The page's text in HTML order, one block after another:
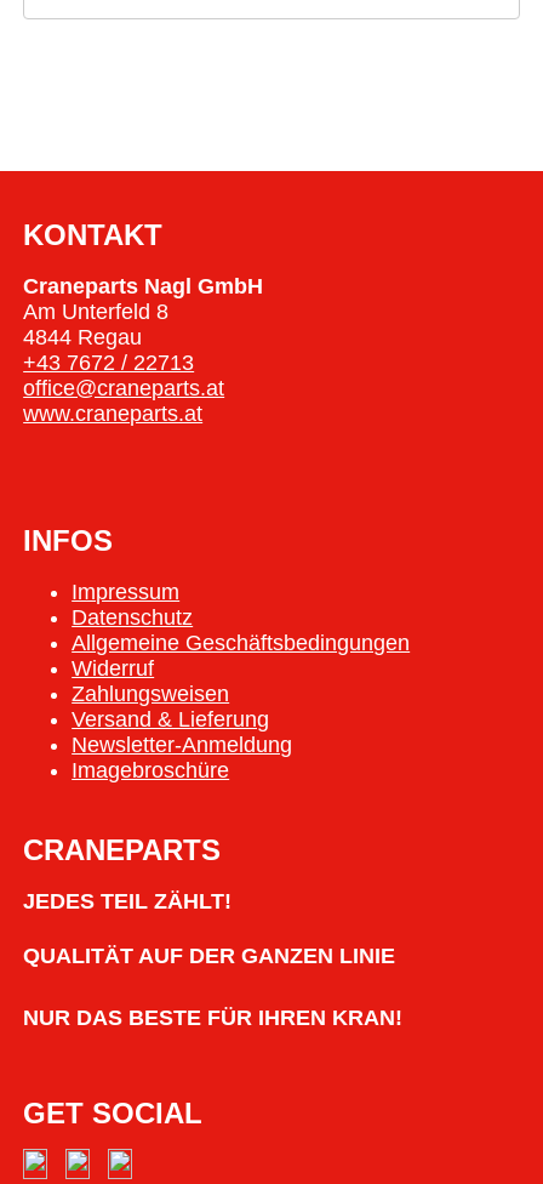
KONTAKT
Craneparts Nagl GmbH
Am Unterfeld 8
4844 Regau
+43 7672 / 22713
office@craneparts.at
www.craneparts.at
INFOS
Impressum
Datenschutz
Allgemeine Geschäftsbedingungen
Widerruf
Zahlungsweisen
Versand & Lieferung
Newsletter-Anmeldung
Imagebroschüre
CRANEPARTS
JEDES TEIL ZÄHLT!
QUALITÄT AUF DER GANZEN LINIE
NUR DAS BESTE FÜR IHREN KRAN!
GET SOCIAL